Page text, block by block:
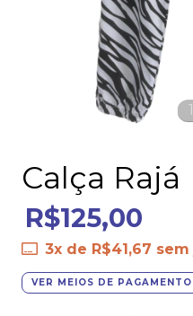
1
Calça Rajá
R$125,00
3x de R$41,67
VER MEIOS DE PAGAMENTO